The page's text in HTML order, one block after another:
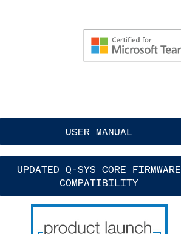
USER MANUAL
UPDATED Q-SYS CORE FIRMWARE
COMPATIBILITY